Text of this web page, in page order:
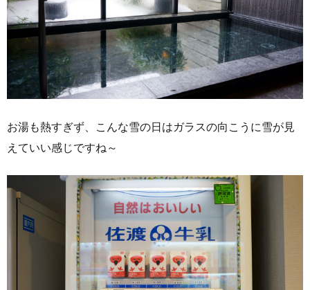
お湯も熱すぎず、こんな雪の日はガラスの向こうに雪が見
えていい感じですね～